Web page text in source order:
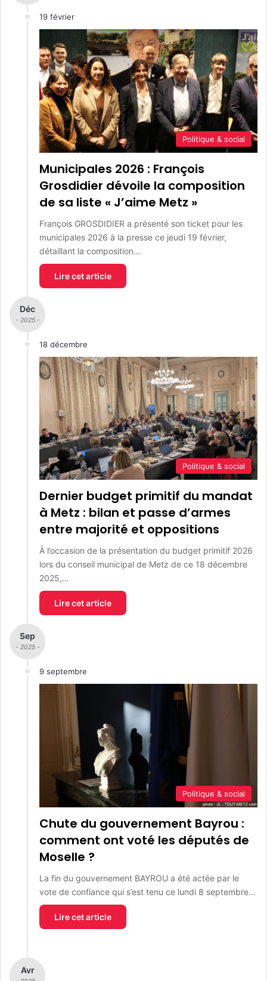
19 février
Politique & social
Municipales 2026 : François
Grosdidier dévoile la composition
de sa liste « J’aime Metz »
François GROSDIDIER a présenté son ticket pour les
municipales 2026 à la presse ce jeudi 19 février,
détaillant la composition…
Lire cet article
Déc
- 2025 -
18 décembre
Politique & social
Dernier budget primitif du mandat
à Metz : bilan et passe d’armes
entre majorité et oppositions
À l’occasion de la présentation du budget primitif 2026
lors du conseil municipal de Metz de ce 18 décembre
2025,…
Lire cet article
Sep
- 2025 -
9 septembre
Politique & social
Chute du gouvernement Bayrou :
comment ont voté les députés de
Moselle ?
La fin du gouvernement BAYROU a été actée par le
vote de confiance qui s’est tenu ce lundi 8 septembre…
Lire cet article
Avr